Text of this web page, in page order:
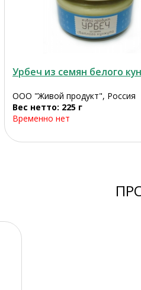
Урбеч из семян белого
ООО "Живой продукт", Россия
Вес нетто: 225 г
Временно нет